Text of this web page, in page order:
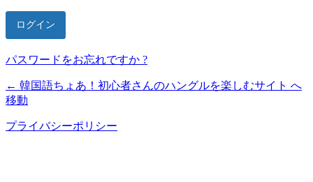
パスワードをお忘れですか ?
← 韓国語ちょあ！初心者さんのハングルを楽しむサイト へ
移動
プライバシーポリシー